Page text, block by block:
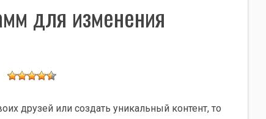
для изменения
друзей или создать уникальный контент, то